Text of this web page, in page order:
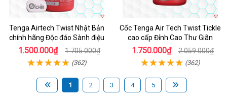
Tenga Airtech Twist Nhật Bản
chính hãng Độc đáo Sành điệu
1.500.000₫ 1.705.000₫
(362)
Cốc Tenga Air Tech Twist Tickle
cao cấp Đỉnh Cao Thư Giãn
1.750.000₫ 2.059.000₫
(362)
1 2 3 4 5